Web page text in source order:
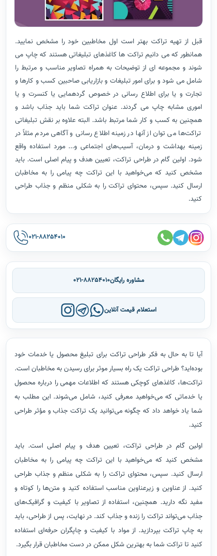
قبل از تهیه تراکت بهتر است اول مخاطبین خود را مشخص نمایید.
همانطور که می دانیم تراکت ها کاغذهای تبلیغاتی هستند که چاپ می
شوند و مجموعه ای از توضیحات به همراه تصاویر مناسب و مرتبط را
شامل می شود و برای امور تبلیغات و بازاریابی صاحبین کسب و کارها و
تجارت و یا برای اطلاع رسانی در خصوص گردهمایی یا کنسرت و یا
اموری مشابه چاپ می گردند. عنوان تراکت شما باید جذاب باشد و
همچنین به کسب و کار شما مرتبط باشد. البته علاوه بر نقش تبلیغاتی
تراکت‌ها می توان از آنها در زمینه اطلاع رسانی و آگاهی مردم مثلاً در
زمینه بهداشت و درمان، آسیب‌های اجتماعی و... مورد استفاده واقع
شود. اولین گام در طراحی تراکت، تعیین هدف و پیام اصلی است. باید
مشخص کنید که می‌خواهید با این تراکت چه پیامی را به مخاطبان
ارسال کنید. سپس، محتوای تراکت را به شکلی منظم و جذاب طراحی
کنید.
021-88254010
مشاوره رایگان021-88254010
استعلام قیمت آنلاین
آیا تا به حال به فکر طراحی تراکت برای تبلیغ محصول یا خدمات خود
بوده‌اید؟ طراحی تراکت یک راه بسیار موثر برای رسیدن به مخاطبان است.
تراکت‌ها، کاغذهای کوچکی هستند که اطلاعات مهمی را درباره محصول
یا خدماتی که می‌خواهید معرفی کنید، شامل می‌شوند. این مطلب به
شما یاد خواهد داد که چگونه می‌توانید یک تراکت جذاب و مؤثر طراحی
کنید.
اولین گام در طراحی تراکت، تعیین هدف و پیام اصلی است. باید
مشخص کنید که می‌خواهید با این تراکت چه پیامی را به مخاطبان
ارسال کنید. سپس، محتوای تراکت را به شکلی منظم و جذاب طراحی
کنید. از عناوین و زیرعناوین مناسب استفاده کنید و متن‌ها را کوتاه و
مفید نگه دارید. همچنین، استفاده از تصاویر با کیفیت و گرافیک‌های
جذاب می‌تواند تراکت را زنده و جذاب کند. در نهایت، پس از طراحی، باید
به چاپ تراکت بپردازید. از مواد با کیفیت و چاپگران حرفه‌ای استفاده
کنید تا تراکت شما به بهترین شکل ممکن در دست مخاطبان قرار بگیرد.